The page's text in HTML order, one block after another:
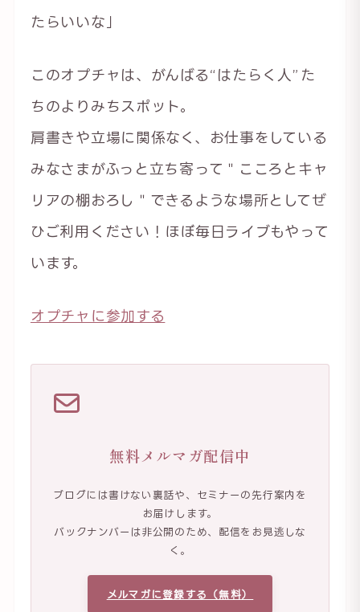
たらいいな」
このオプチャは、がんばる“はたらく人”た
ちのよりみちスポット。
肩書きや立場に関係なく、お仕事をしている
みなさまがふっと立ち寄って＂こころとキャ
リアの棚おろし＂できるような場所としてぜ
ひご利用ください！ほぼ毎日ライブもやって
います。
オプチャに参加する
無料メルマガ配信中
ブログには書けない裏話や、セミナーの先行案内を
お届けします。
バックナンバーは非公開のため、配信をお見逃しな
く。
メルマガに登録する（無料）